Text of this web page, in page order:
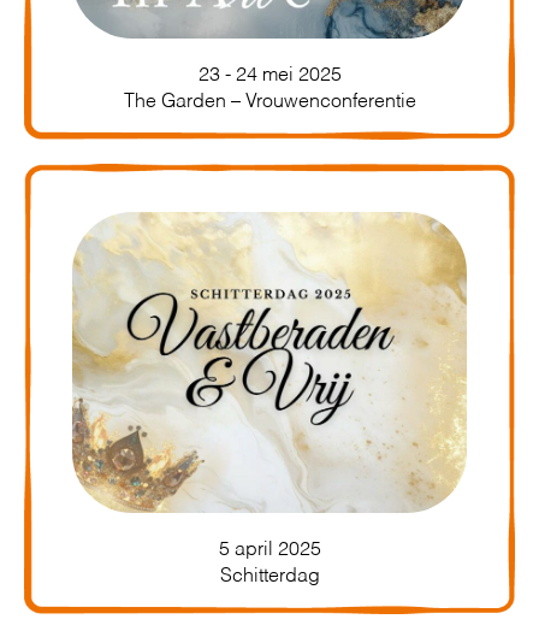
23 - 24 mei 2025
The Garden – Vrouwenconferentie
5 april 2025
Schitterdag